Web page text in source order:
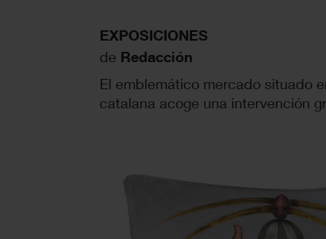
EXPOSICIONES
de Redacción
El emblemático mercado situado
catalana acoge una intervención